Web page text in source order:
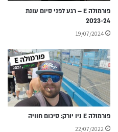
פורמולה E – רגע לפני סיום עונת
2023-24
19/07/2024
פורמולה E ניו יורק: סיכום חוויה
22/07/2022